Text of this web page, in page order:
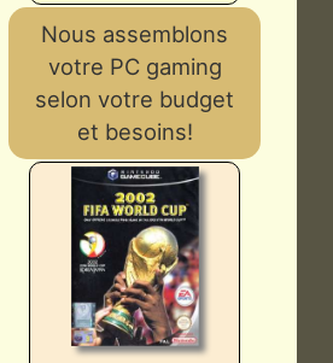
Nous assemblons
votre PC gaming
selon votre budget
et besoins!